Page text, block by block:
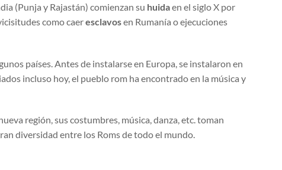
(Punja y Rajastán) comienzan su huidaen el siglo X por
como caeresclavosen Rumanía o ejecuciones
países. Antes de instalarse en Europa, se instalaron en
incluso hoy, el pueblo rom ha encontrado en la música y
región, sus costumbres, música, danza, etc. toman
diversidad entre los Roms de todo el mundo.